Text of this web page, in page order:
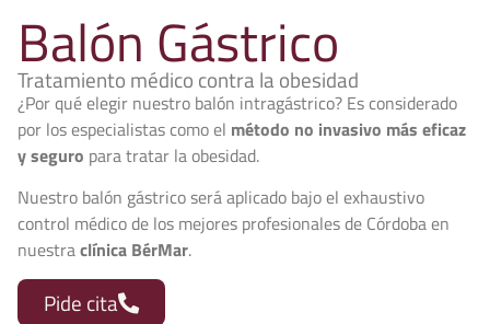
Balón Gástrico
Tratamiento médico contra la obesidad
¿Por qué elegir nuestro balón intragástrico? Es considerado
por los especialistas como el método no invasivo más eficaz
y seguro para tratar la obesidad.
Nuestro balón gástrico será aplicado bajo el exhaustivo
control médico de los mejores profesionales de Córdoba en
nuestraclínica BérMar.
Pide cita